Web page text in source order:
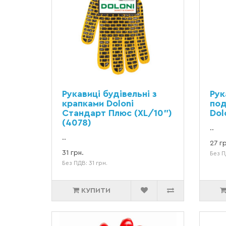
Рукавиці будівельні з
крапками Doloni
Стандарт Плюс (XL/10")
(4078)
..
31 грн.
Без ПДВ: 31 грн.
КУПИТИ
..
27
Без